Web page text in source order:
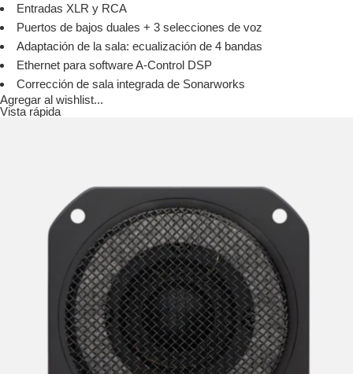
Entradas XLR y RCA
Puertos de bajos duales + 3 selecciones de voz
Adaptación de la sala: ecualización de 4 bandas
Ethernet para software A-Control DSP
Corrección de sala integrada de Sonarworks
Agregar al wishlist...
Vista rápida